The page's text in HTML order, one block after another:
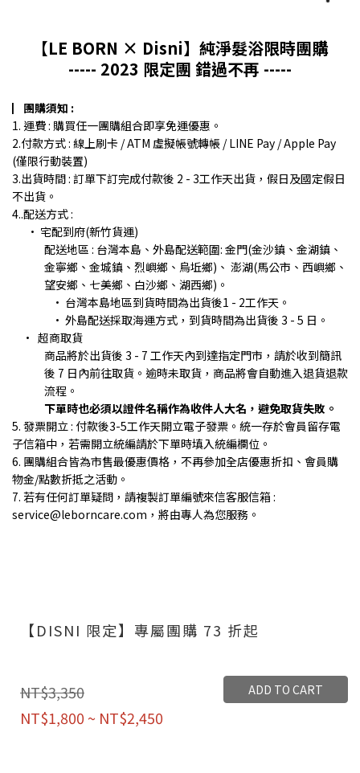
【LE BORN × Disni】純淨髮浴限時團購
----- 2023 限定團 錯過不再 -----
▏團購須知 :
1. 運費 : 購買任一團購組合即享免運優惠。
2.付款方式 : 線上刷卡 / ATM 虛擬帳號轉帳 / LINE Pay / Apple Pay
(僅限行動裝置)
3.出貨時間 : 訂單下訂完成付款後 2 - 3工作天出貨，假日及國定假日
不出貨。
4..配送方式 :
· 宅配到府(新竹貨運)
配送地區 : 台灣本島、外島配送範圍: 金門(金沙鎮、金湖鎮、
金寧鄉、金城鎮、烈嶼鄉、烏坵鄉)、 澎湖(馬公市、西嶼鄉、
望安鄉、七美鄉、白沙鄉、湖西鄉)。
· 台灣本島地區到貨時間為出貨後1 - 2工作天。
· 外島配送採取海運方式，到貨時間為出貨後 3 - 5 日。
· 超商取貨
商品將於出貨後 3 - 7 工作天內到達指定門市，請於收到簡訊
後 7 日內前往取貨。逾時未取貨，商品將會自動進入退貨退款
流程。
下單時也必須以證件名稱作為收件人大名，避免取貨失敗。
5. 發票開立 : 付款後3-5工作天開立電子發票。統一存於會員留存電
子信箱中，若需開立統編請於下單時填入統編欄位。
6. 團購組合皆為市售最優惠價格，不再參加全店優惠折扣、會員購
物金/點數折抵之活動。
7. 若有任何訂單疑問，請複製訂單編號來信客服信箱 :
service@leborncare.com，將由專人為您服務。
【DISNI 限定】專屬團購 73 折起
NT$3,350
NT$1,800 ~ NT$2,450
ADD TO CART